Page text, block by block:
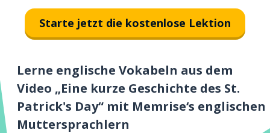
Starte jetzt die kostenlose Lektion
Lerne englische Vokabeln aus dem
Video „Eine kurze Geschichte des St.
Patrick's Day“ mit Memrise‘s englischen
Muttersprachlern